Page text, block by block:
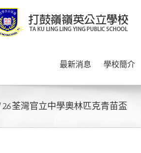
最新消息 學校簡介
荃灣官立中學奧林匹克青苗盃